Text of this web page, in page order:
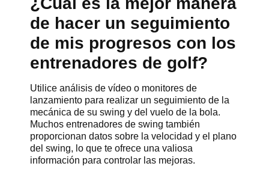
de hacer un seguimiento
de mis progresos con los
entrenadores de golf?
Utilice análisis de vídeo o monitores de
lanzamiento para realizar un seguimiento de la
mecánica de su swing y del vuelo de la bola.
Muchos entrenadores de swing también
proporcionan datos sobre la velocidad y el plano
del swing, lo que te ofrece una valiosa
información para controlar las mejoras.